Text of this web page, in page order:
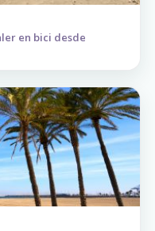
en bici desde